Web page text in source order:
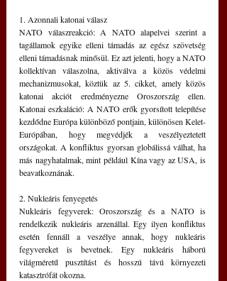
1. Azonnali katonai válasz
NATO válaszreakció: A NATO alapelvei szerint a
tagállamok egyike elleni támadás az egész szövetség
elleni támadásnak minősül. Ez azt jelenti, hogy a NATO
kollektívan válaszolna, aktiválva a közös védelmi
mechanizmusokat, köztük az 5. cikket, amely közös
katonai akciót eredményezne Oroszország ellen.
Katonai eszkaláció: A NATO erők gyorsított telepítése
kezdődne Európa különböző pontjain, különösen Kelet-
Európában, hogy megvédjék a veszélyeztetett
országokat. A konfliktus gyorsan globálissá válhat, ha
más nagyhatalmak, mint például Kína vagy az USA, is
beavatkoznának.
2. Nukleáris fenyegetés
Nukleáris fegyverek: Oroszország és a NATO is
rendelkezik nukleáris arzenállal. Egy ilyen konfliktus
esetén fennáll a veszélye annak, hogy nukleáris
fegyvereket is bevetnek. Egy nukleáris háború
világméretű pusztítást és hosszú távú környezeti
katasztrófát okozna.